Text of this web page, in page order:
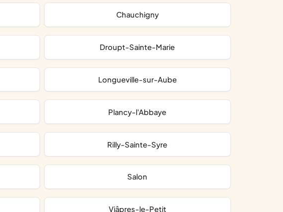
Chauchigny
Droupt-Sainte-Marie
Longueville-sur-Aube
Plancy-l'Abbaye
Rilly-Sainte-Syre
Salon
Viâpres-le-Petit